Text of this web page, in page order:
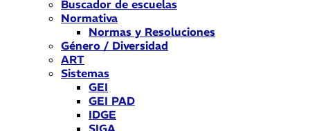
Buscador de escuelas
Normativa
Normas y Resoluciones
Género / Diversidad
ART
Sistemas
GEI
GEI PAD
IDGE
SIGA